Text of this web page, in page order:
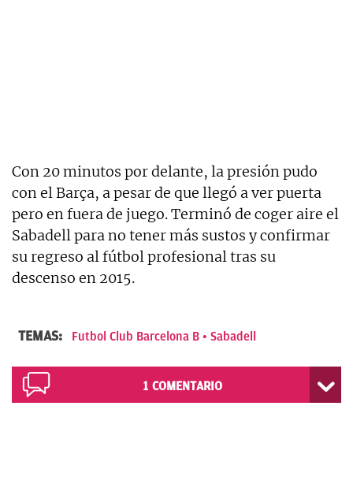
Con 20 minutos por delante, la presión pudo
con el Barça, a pesar de que llegó a ver puerta
pero en fuera de juego. Terminó de coger aire el
Sabadell para no tener más sustos y confirmar
su regreso al fútbol profesional tras su
descenso en 2015.
TEMAS: Futbol Club Barcelona B Sabadell
1 COMENTARIO